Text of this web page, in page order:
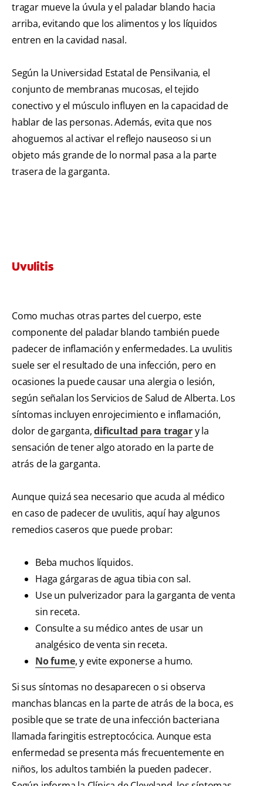
tragar mueve la úvula y el paladar blando hacia
arriba, evitando que los alimentos y los líquidos
entren en la cavidad nasal.
Según la Universidad Estatal de Pensilvania, el
conjunto de membranas mucosas, el tejido
conectivo y el músculo influyen en la capacidad de
hablar de las personas. Además, evita que nos
ahoguemos al activar el reflejo nauseoso si un
objeto más grande de lo normal pasa a la parte
trasera de la garganta.
Uvulitis
Como muchas otras partes del cuerpo, este
componente del paladar blando también puede
padecer de inflamación y enfermedades. La uvulitis
suele ser el resultado de una infección, pero en
ocasiones la puede causar una alergia o lesión,
según señalan los Servicios de Salud de Alberta. Los
síntomas incluyen enrojecimiento e inflamación,
dolor de garganta,dificultad para tragary la
sensación de tener algo atorado en la parte de
atrás de la garganta.
Aunque quizá sea necesario que acuda al médico
en caso de padecer de uvulitis, aquí hay algunos
remedios caseros que puede probar:
Beba muchos líquidos.
Haga gárgaras de agua tibia con sal.
Use un pulverizador para la garganta de venta
sin receta.
Consulte a su médico antes de usar un
analgésico de venta sin receta.
No fume, y evite exponerse a humo.
Si sus síntomas no desaparecen o si observa
manchas blancas en la parte de atrás de la boca, es
posible que se trate de una infección bacteriana
llamada faringitis estreptocócica. Aunque esta
enfermedad se presenta más frecuentemente en
niños, los adultos también la pueden padecer.